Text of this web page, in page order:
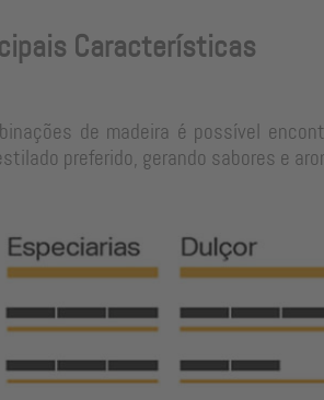
Características
de madeira é possível
preferido, gerando sabores e